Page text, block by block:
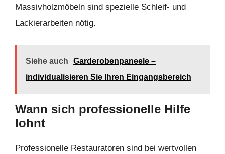
Massivholzmöbeln sind spezielle Schleif- und
Lackierarbeiten nötig.
Siehe auch
Garderobenpaneele –
individualisieren Sie Ihren Eingangsbereich
Wann sich professionelle Hilfe
lohnt
Professionelle Restauratoren sind bei wertvollen